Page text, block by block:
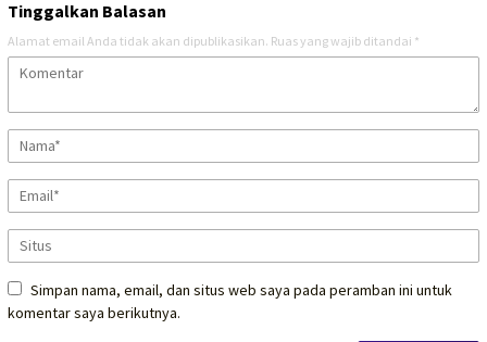
Tinggalkan Balasan
Alamat email Anda tidak akan dipublikasikan. Ruas yang wajib ditandai *
Simpan nama, email, dan situs web saya pada peramban ini untuk
komentar saya berikutnya.